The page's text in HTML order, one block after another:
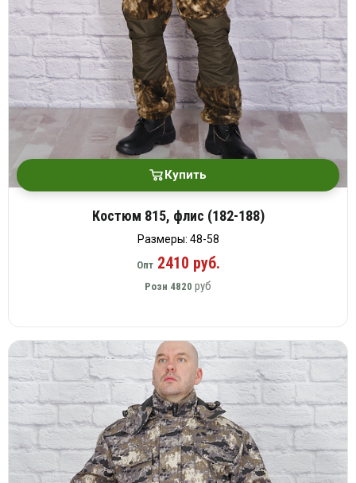
Купить
Костюм 815, флис (182-188)
Размеры: 48-58
Опт2410 руб.
Розн 4820 руб